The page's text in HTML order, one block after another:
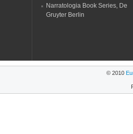
Narratologia Book Series, De
Gruyter Berlin
© 2010